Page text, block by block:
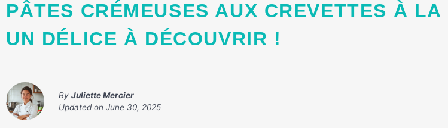
Plats principaux
PÂTES CRÉMEUSES AUX CREVETTES À LA MODE TOSCANE :
UN DÉLICE À DÉCOUVRIR !
By Juliette Mercier
Updated on June 30, 2025